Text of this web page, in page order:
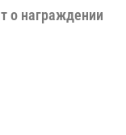
о награждении